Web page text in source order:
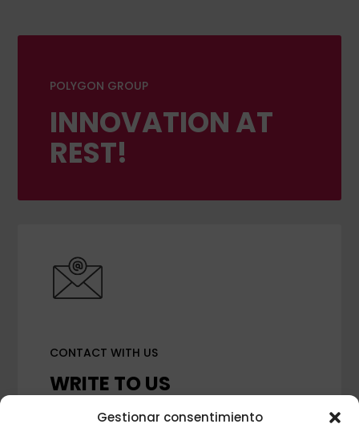
Gestionar consentimiento
POLYGON GROUP
INNOVATION AT
REST!
CONTACT WITH US
WRITE TO US